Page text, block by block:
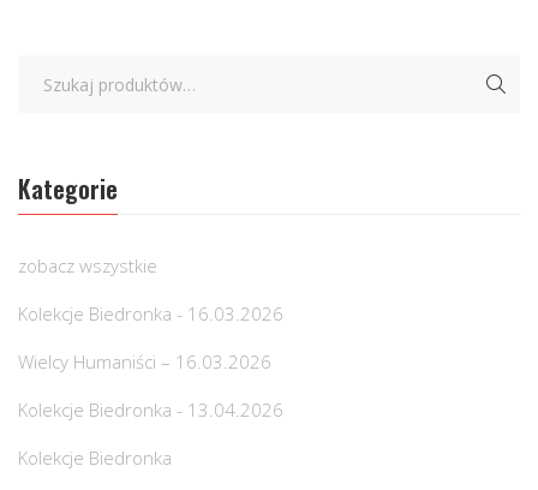
Kategorie
zobacz wszystkie
Kolekcje Biedronka - 16.03.2026
Wielcy Humaniści – 16.03.2026
Kolekcje Biedronka - 13.04.2026
Kolekcje Biedronka